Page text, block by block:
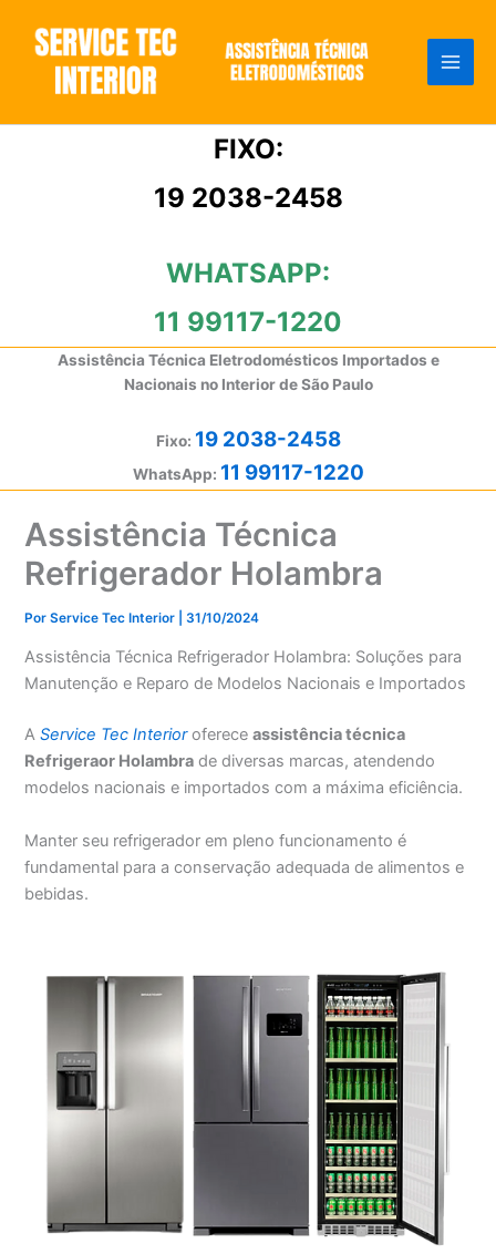
conteúdo
FIXO:
19 2038-2458
WHATSAPP:
11 99117-1220
Assistência Técnica Eletrodomésticos Importados e
Nacionais no Interior de São Paulo
Fixo: 19 2038-2458
WhatsApp: 11 99117-1220
Assistência Técnica
Refrigerador Holambra
PorService Tec Interior |31/10/2024
Assistência Técnica Refrigerador Holambra: Soluções para
Manutenção e Reparo de Modelos Nacionais e Importados
AService Tec Interiorofereceassistência técnica
Refrigeraor Holambra de diversas marcas, atendendo
modelos nacionais e importados com a máxima eficiência.
Manter seu refrigerador em pleno funcionamento é
fundamental para a conservação adequada de alimentos e
bebidas.